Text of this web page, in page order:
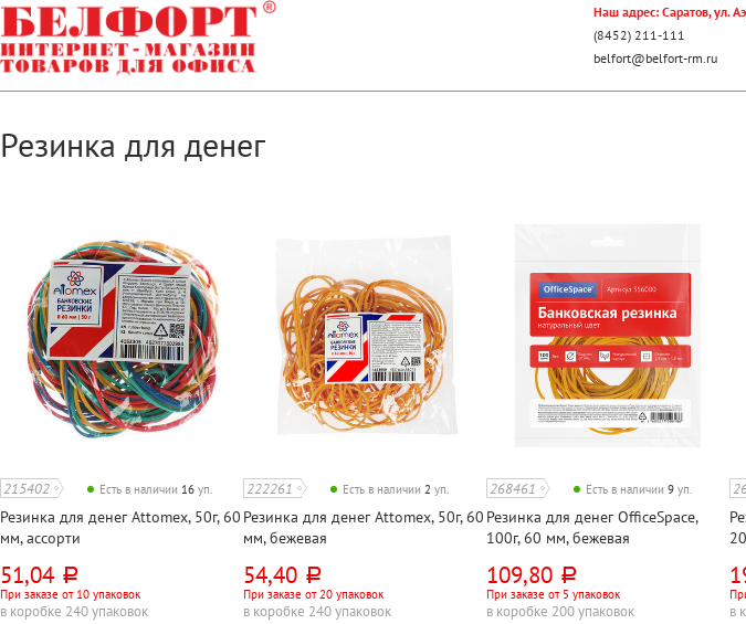
Наш адрес: Саратов, ул.
(8452) 211-111
belfort@belfort-rm.ru
Резинка для денег
215402 Есть в наличии 16 уп.
Резинка для денег Attomex, 50г, 60
мм, ассорти
51,04 руб.
При заказе от 10 упаковок
в коробке 240 упаковок
222261 Есть в наличии 2 уп.
Резинка для денег Attomex, 50г, 60
мм, бежевая
54,40 руб.
При заказе от 20 упаковок
в коробке 240 упаковок
268461 Есть в наличии 9 уп.
Резинка для денег OfficeSpace,
100г, 60 мм, бежевая
109,80 руб.
При заказе от 5 упаковок
в коробке 200 упаковок в